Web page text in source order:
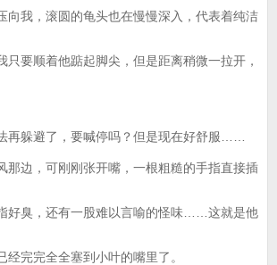
我，滚圆的龟头也在慢慢深入，代表着纯洁
只要顺着他踮起脚尖，但是距离稍微一拉开，
躲避了，要喊停吗？但是现在好舒服……
边，可刚刚张开嘴，一根粗糙的手指直接插
好臭，还有一股难以言喻的怪味……这就是他
经完完全全塞到小叶的嘴里了。